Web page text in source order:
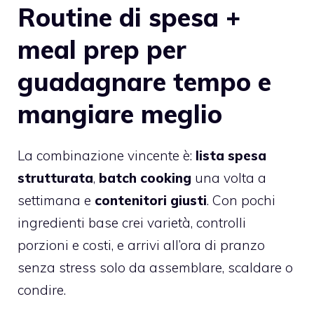
Routine di spesa +
meal prep per
guadagnare tempo e
mangiare meglio
La combinazione vincente è: lista spesa
strutturata, batch cooking una volta a
settimana e contenitori giusti. Con pochi
ingredienti base crei varietà, controlli
porzioni e costi, e arrivi all’ora di pranzo
senza stress solo da assemblare, scaldare o
condire.